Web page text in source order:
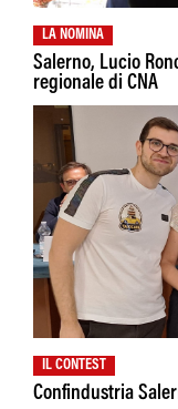
LA NOMINA
Salerno, Lucio
regionale di CNA
IL CONTEST
Confindustria